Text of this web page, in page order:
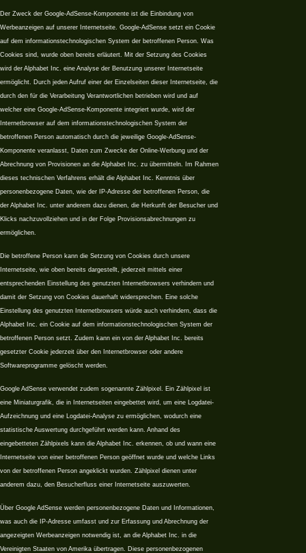
Der Zweck der Google-AdSense-Komponente ist die Einbindung von
Werbeanzeigen auf unserer Internetseite. Google-AdSense setzt ein Cookie
auf dem informationstechnologischen System der betroffenen Person. Was
Cookies sind, wurde oben bereits erläutert. Mit der Setzung des Cookies
wird der Alphabet Inc. eine Analyse der Benutzung unserer Internetseite
ermöglicht. Durch jeden Aufruf einer der Einzelseiten dieser Internetseite, die
durch den für die Verarbeitung Verantwortlichen betrieben wird und auf
welcher eine Google-AdSense-Komponente integriert wurde, wird der
Internetbrowser auf dem informationstechnologischen System der
betroffenen Person automatisch durch die jeweilige Google-AdSense-
Komponente veranlasst, Daten zum Zwecke der Online-Werbung und der
Abrechnung von Provisionen an die Alphabet Inc. zu übermitteln. Im Rahmen
dieses technischen Verfahrens erhält die Alphabet Inc. Kenntnis über
personenbezogene Daten, wie der IP-Adresse der betroffenen Person, die
der Alphabet Inc. unter anderem dazu dienen, die Herkunft der Besucher und
Klicks nachzuvollziehen und in der Folge Provisionsabrechnungen zu
ermöglichen.
Die betroffene Person kann die Setzung von Cookies durch unsere
Internetseite, wie oben bereits dargestellt, jederzeit mittels einer
entsprechenden Einstellung des genutzten Internetbrowsers verhindern und
damit der Setzung von Cookies dauerhaft widersprechen. Eine solche
Einstellung des genutzten Internetbrowsers würde auch verhindern, dass die
Alphabet Inc. ein Cookie auf dem informationstechnologischen System der
betroffenen Person setzt. Zudem kann ein von der Alphabet Inc. bereits
gesetzter Cookie jederzeit über den Internetbrowser oder andere
Softwareprogramme gelöscht werden.
Google AdSense verwendet zudem sogenannte Zählpixel. Ein Zählpixel ist
eine Miniaturgrafik, die in Internetseiten eingebettet wird, um eine Logdatei-
Aufzeichnung und eine Logdatei-Analyse zu ermöglichen, wodurch eine
statistische Auswertung durchgeführt werden kann. Anhand des
eingebetteten Zählpixels kann die Alphabet Inc. erkennen, ob und wann eine
Internetseite von einer betroffenen Person geöffnet wurde und welche Links
von der betroffenen Person angeklickt wurden. Zählpixel dienen unter
anderem dazu, den Besucherfluss einer Internetseite auszuwerten.
Über Google AdSense werden personenbezogene Daten und Informationen,
was auch die IP-Adresse umfasst und zur Erfassung und Abrechnung der
angezeigten Werbeanzeigen notwendig ist, an die Alphabet Inc. in die
Vereinigten Staaten von Amerika übertragen. Diese personenbezogenen